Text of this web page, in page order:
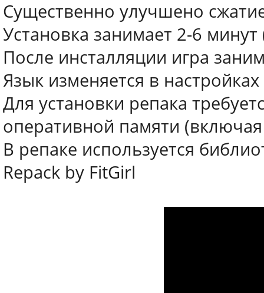
Существенно улучшено
Установка занимает 2-6
После инсталляции игра
Язык изменяется в
Для установки репака
оперативной памяти
В репаке используется
Repack by FitGirl